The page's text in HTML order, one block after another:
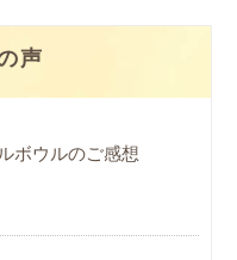
声
ボウルのご感想